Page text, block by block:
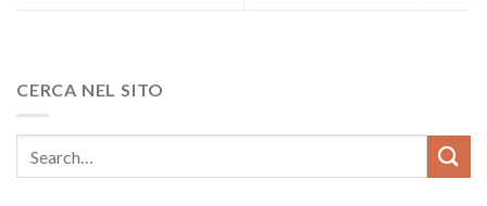
CERCA NEL SITO